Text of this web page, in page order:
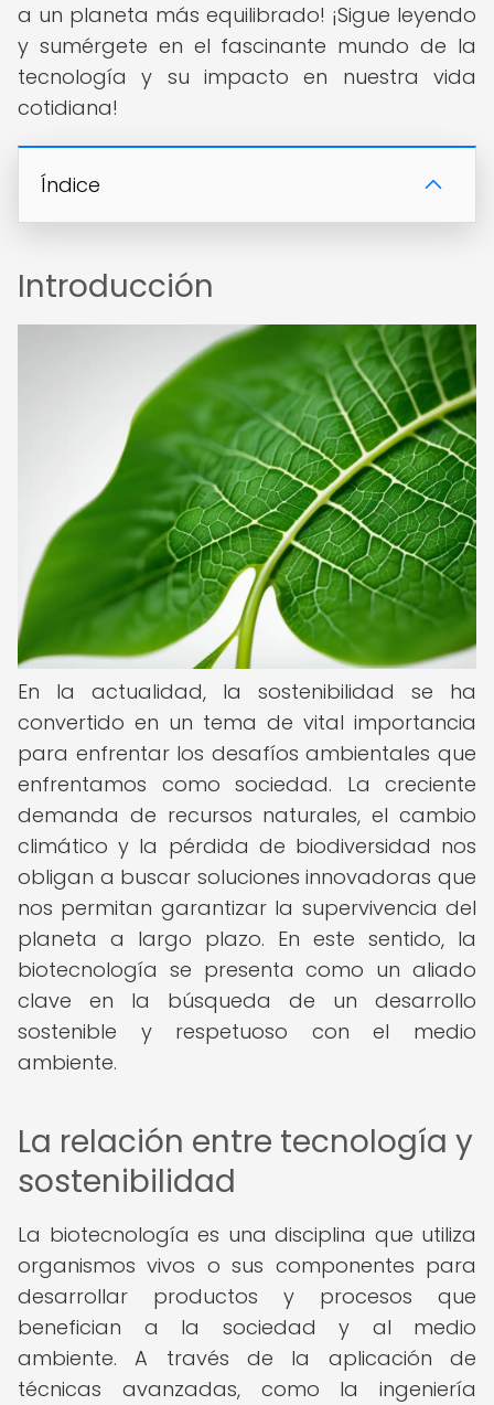
a un planeta más equilibrado! ¡Sigue leyendo
y sumérgete en el fascinante mundo de la
tecnología y su impacto en nuestra vida
cotidiana!
Índice
Introducción
En la actualidad, la sostenibilidad se ha
convertido en un tema de vital importancia
para enfrentar los desafíos ambientales que
enfrentamos como sociedad. La creciente
demanda de recursos naturales, el cambio
climático y la pérdida de biodiversidad nos
obligan a buscar soluciones innovadoras que
nos permitan garantizar la supervivencia del
planeta a largo plazo. En este sentido, la
biotecnología se presenta como un aliado
clave en la búsqueda de un desarrollo
sostenible y respetuoso con el medio
ambiente.
La relación entre tecnología y
sostenibilidad
La biotecnología es una disciplina que utiliza
organismos vivos o sus componentes para
desarrollar productos y procesos que
benefician a la sociedad y al medio
ambiente. A través de la aplicación de
técnicas avanzadas, como la ingeniería